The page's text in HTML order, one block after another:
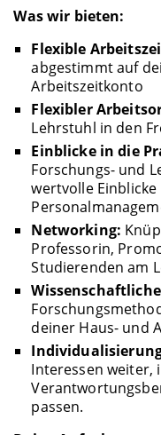
Was wir bieten:
Flexible
abgestimmt auf
Arbeitszeitkonto
Flexibler
Lehrstuhl in den
Einblicke in die
Forschungs- und
wertvolle Einblicke
Networking:
Professorin,
Studierenden am
deiner Haus- und
Interessen weiter,
passen.